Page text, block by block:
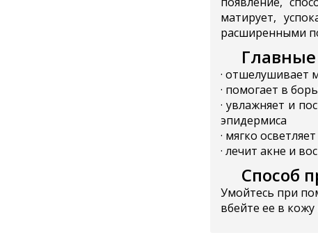
матирует,
расширенными
· отшелушивает
· помогает в
· увлажняет и
эпидермиса
· мягко
· лечит акне и
Способ
Умойтесь при
вбейте ее в